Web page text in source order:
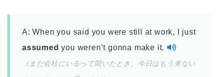
A: When you said you were still at work, I just
assumed you weren’t gonna make it.
（まだ会社にいるって聞いたとき、今日はもう来ない